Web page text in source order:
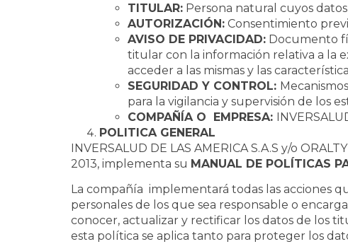
TITULAR: Persona natural cuyos
AUTORIZACIÓN: Consentimiento
AVISO DE PRIVACIDAD: Documento
titular con la información relativa a la
acceder a las mismas y las
SEGURIDAD Y CONTROL:
para la vigilancia y supervisión de los
COMPAÑÍA O EMPRESA:
POLITICA GENERAL
INVERSALUD DE LAS AMERICA S.A.S y/o
2013, implementa su MANUAL DE POLÍTICAS
La compañía implementará todas las acciones
personales de los que sea responsable o
conocer, actualizar y rectificar los datos de los
esta política se aplica tanto para proteger los